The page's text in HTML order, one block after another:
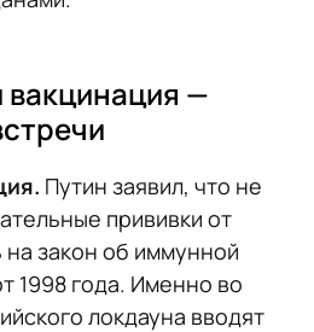
вакцинация —
Путин заявил, что не
прививки от
закон об иммунной
1998 года. Именно во
локдауна вводят